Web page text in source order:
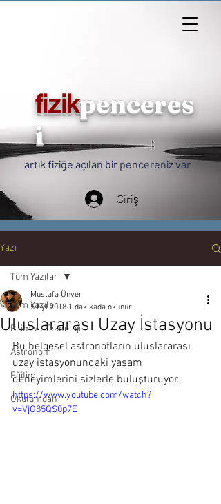
fizikpenceres
i
artık fiziğe açılan bir pencereniz var
Giriş
Yazı
Tüm Yazılar
Bilim ve Teknoloji
Astronomi
Eğitim
Okulumdan
Tüm Yazılar
Uluslararası Uzay İstasyonu
Mustafa Ünver
5 Eyl 2018 1 dakikada okunur
Bu belgesel astronotların uluslararası
uzay istasyonundaki yaşam
deneyimlerini sizlerle buluşturuyor.
https://www.youtube.com/watch?
v=VjO85QS0p7E